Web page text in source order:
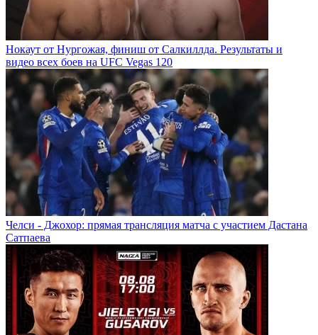
Нокаут от Нургожая, финиш от Салкиллда. Результаты и
видео всех боев на UFC Vegas 120
Челси - Джохор: прямая трансляция матча с участием Дастана
Сатпаева